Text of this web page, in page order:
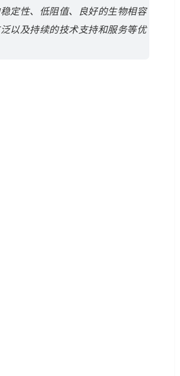
定性、低阻值、良好的生物相容
以及持续的技术支持和服务等优